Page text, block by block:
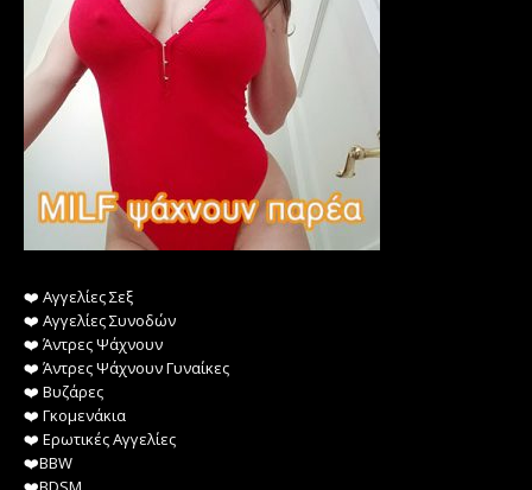
❤️️ Αγγελίες Σεξ
❤️️ Αγγελίες Συνοδών
❤️️ Άντρες Ψάχνουν
❤️️ Άντρες Ψάχνουν Γυναίκες
❤️️ Βυζάρες
❤️️ Γκομενάκια
❤️️ Ερωτικές Αγγελίες
❤️️BBW